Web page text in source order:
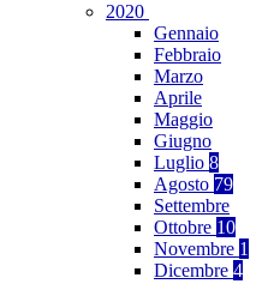
2020
Gennaio
Febbraio
Marzo
Aprile
Maggio
Giugno
Luglio 8
Agosto 79
Settembre
Ottobre 10
Novembre 1
Dicembre 4